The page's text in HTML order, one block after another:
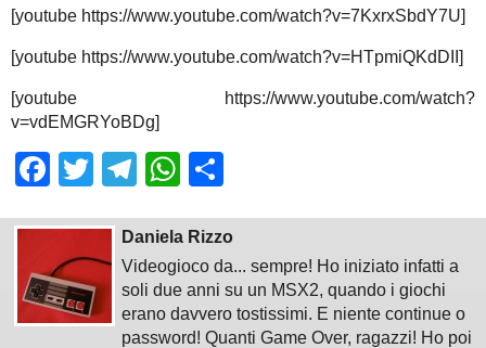
[youtube https://www.youtube.com/watch?v=7KxrxSbdY7U]
[youtube https://www.youtube.com/watch?v=HTpmiQKdDII]
[youtube https://www.youtube.com/watch?
v=vdEMGRYoBDg]
Facebook
TwitterTelegram
WhatsApp
Daniela Rizzo
Videogioco da... sempre! Ho iniziato infatti a
soli due anni su un MSX2, quando i giochi
erano davvero tostissimi. E niente continue o
password! Quanti Game Over, ragazzi! Ho poi